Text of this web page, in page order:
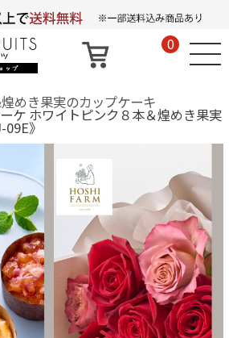
0
めき果実のカップケーキ
ケ ホワイトピンク８本＆煌めき果実
》